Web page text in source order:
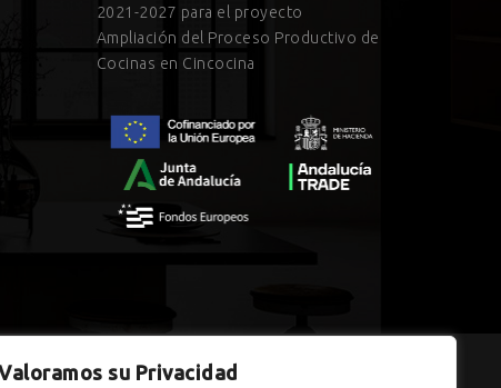
su Privacidad
2021-2027 para el proyecto
Ampliación del Proceso Productivo de
Cocinas en Cincocina